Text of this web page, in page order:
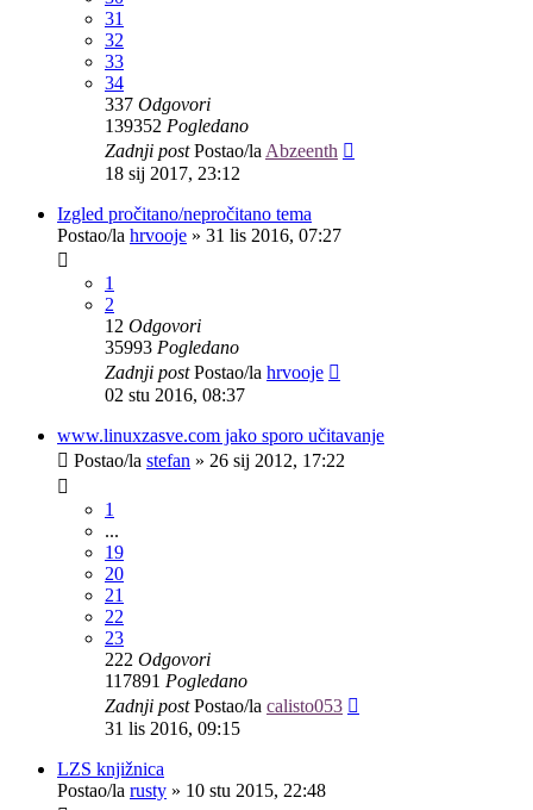
31
32
33
34
337 Odgovori
139352 Pogledano
Zadnji postPostao/la Abzeenth
18 sij 2017, 23:12
Izgled pročitano/nepročitano tema
Postao/la hrvooje » 31 lis 2016, 07:27
1
2
12 Odgovori
35993 Pogledano
Zadnji postPostao/la hrvooje
02 stu 2016, 08:37
www.linuxzasve.com jako sporo učitavanje
Postao/la stefan » 26 sij 2012, 17:22
1
...
19
20
21
22
23
222 Odgovori
117891 Pogledano
Zadnji postPostao/la calisto053
31 lis 2016, 09:15
LZS knjižnica
Postao/la rusty » 10 stu 2015, 22:48